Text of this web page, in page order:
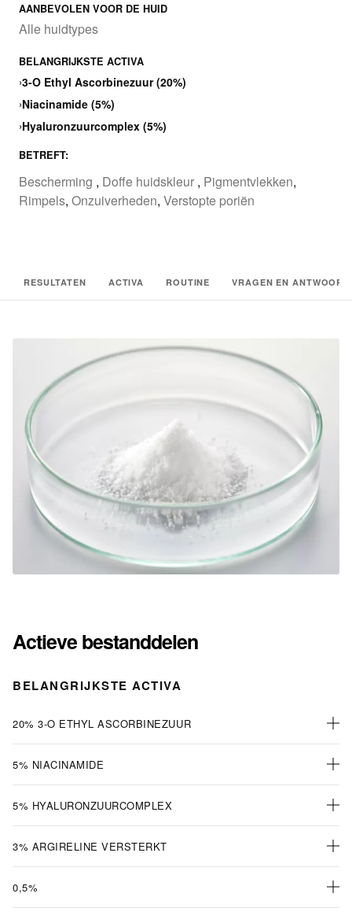
AANBEVOLEN VOOR DE HUID
Alle huidtypes
BELANGRIJKSTE ACTIVA
›3-O Ethyl Ascorbinezuur (20%)
›Niacinamide (5%)
›Hyaluronzuurcomplex (5%)
BETREFT:
Bescherming , Doffe huidskleur , Pigmentvlekken,
Rimpels, Onzuiverheden, Verstopte poriën
RESULTATEN ACTIVA ROUTINE VRAGEN EN
Actieve bestanddelen
BELANGRIJKSTE ACTIVA
20% 3-O ETHYL ASCORBINEZUUR
5% NIACINAMIDE
5% HYALURONZUURCOMPLEX
3% ARGIRELINE VERSTERKT
0,5%